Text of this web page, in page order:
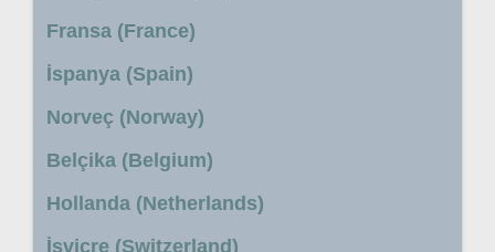
Fransa (France)
İspanya (Spain)
Norveç (Norway)
Belçika (Belgium)
Hollanda (Netherlands)
İsviçre (Switzerland)